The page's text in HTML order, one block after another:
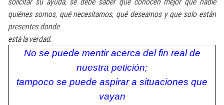
quiénes somos, qué necesitamos, qué deseamos y que solo están
presentes donde
está la verdad.
No se puede mentir acerca del fin real de
nuestra petición;
tampoco se puede aspirar a situaciones que
vayan